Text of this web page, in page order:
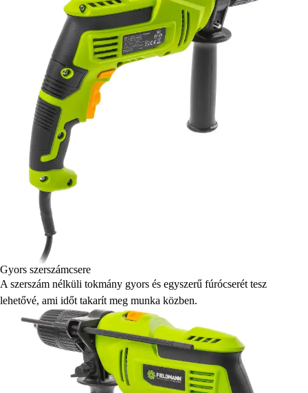
Gyors szerszámcsere
A szerszám nélküli tokmány gyors és egyszerű fúrócserét tesz
lehetővé, ami időt takarít meg munka közben.